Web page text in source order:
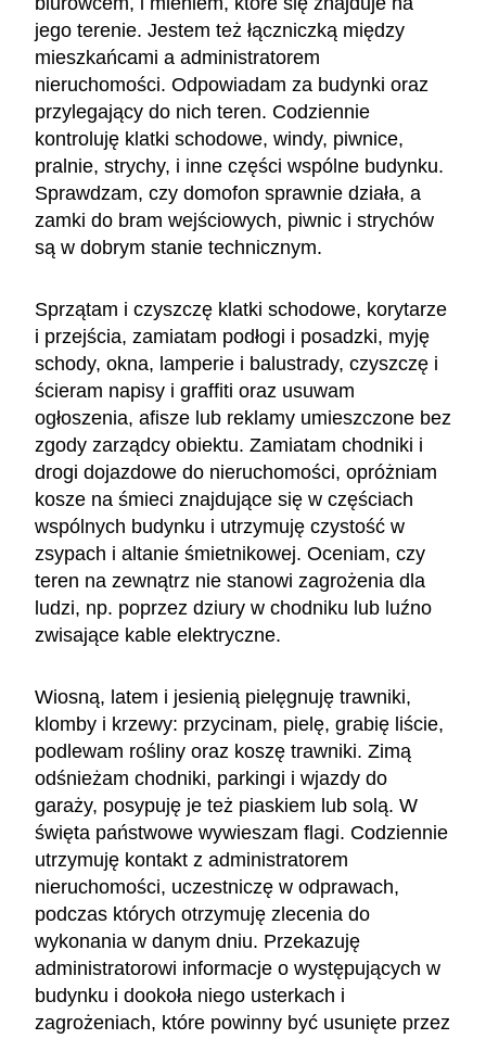
jego terenie. Jestem też łączniczką między
mieszkańcami a administratorem
nieruchomości. Odpowiadam za budynki oraz
przylegający do nich teren. Codziennie
kontroluję klatki schodowe, windy, piwnice,
pralnie, strychy, i inne części wspólne budynku.
Sprawdzam, czy domofon sprawnie działa, a
zamki do bram wejściowych, piwnic i strychów
są w dobrym stanie technicznym.
Sprzątam i czyszczę klatki schodowe, korytarze
i przejścia, zamiatam podłogi i posadzki, myję
schody, okna, lamperie i balustrady, czyszczę i
ścieram napisy i graffiti oraz usuwam
ogłoszenia, afisze lub reklamy umieszczone bez
zgody zarządcy obiektu. Zamiatam chodniki i
drogi dojazdowe do nieruchomości, opróżniam
kosze na śmieci znajdujące się w częściach
wspólnych budynku i utrzymuję czystość w
zsypach i altanie śmietnikowej. Oceniam, czy
teren na zewnątrz nie stanowi zagrożenia dla
ludzi, np. poprzez dziury w chodniku lub luźno
zwisające kable elektryczne.
Wiosną, latem i jesienią pielęgnuję trawniki,
klomby i krzewy: przycinam, pielę, grabię liście,
podlewam rośliny oraz koszę trawniki. Zimą
odśnieżam chodniki, parkingi i wjazdy do
garaży, posypuję je też piaskiem lub solą. W
święta państwowe wywieszam flagi. Codziennie
utrzymuję kontakt z administratorem
nieruchomości, uczestniczę w odprawach,
podczas których otrzymuję zlecenia do
wykonania w danym dniu. Przekazuję
administratorowi informacje o występujących w
budynku i dookoła niego usterkach i
zagrożeniach, które powinny być usunięte przez